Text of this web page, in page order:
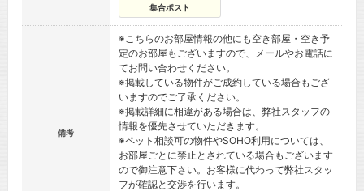
集合ポスト
備考
※こちらのお部屋情報の他にも空き部屋・空き予
定のお部屋もございますので、メールやお電話に
てお問い合わせください。
※掲載している物件がご成約している場合もござ
いますのでご了承ください。
※掲載詳細に相違がある場合は、弊社スタッフの
情報を優先させていただきます。
※ペット相談可の物件やSOHO利用については、
お部屋ごとに禁止とされている場合もございます
ので御注意下さい。お客様に代わって弊社スタッ
フが確認と交渉を行います。